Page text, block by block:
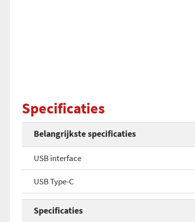
Specificaties
Belangrijkste specificaties
USB interface
USB Type-C
Specificaties